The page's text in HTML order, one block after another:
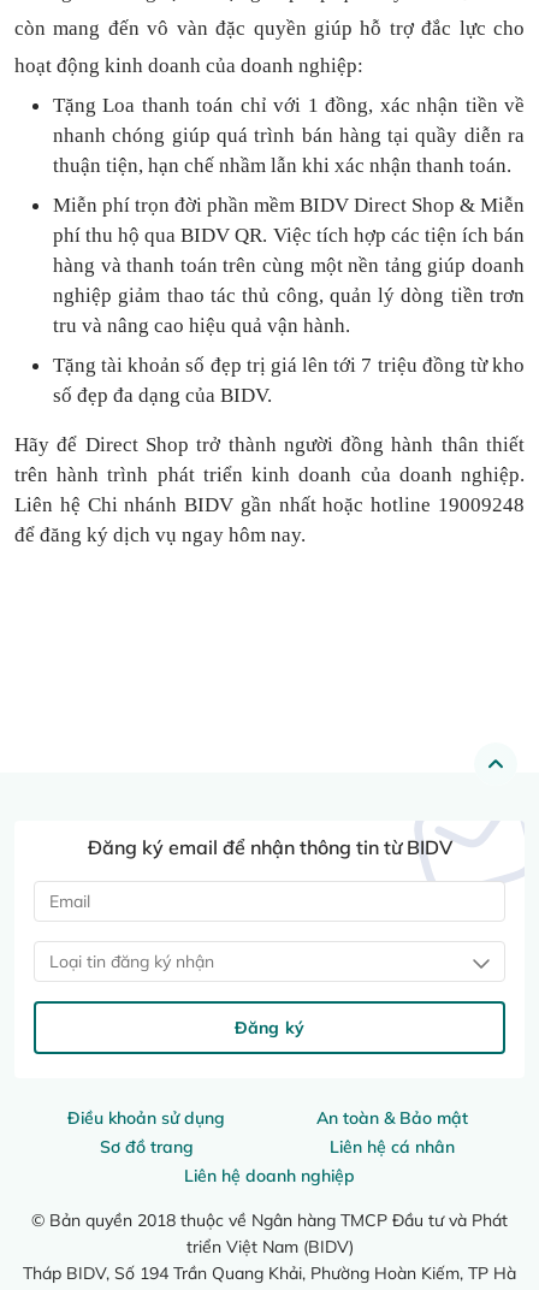
còn mang đến vô vàn đặc quyền giúp hỗ trợ đắc lực cho
hoạt động kinh doanh của doanh nghiệp:
Tặng Loa thanh toán chỉ với 1đồng, xác nhận tiền về
nhanh chóng giúp quá trình bán hàng tại quầy diễn ra
thuận tiện, hạn chế nhầm lẫn khi xác nhận thanh toán.
Miễn phí trọn đời phần mềm BIDV Direct Shop & Miễn
phí thu hộ qua BIDV QR. Việc tích hợp các tiện ích bán
hàng và thanh toántrên cùng một nền tảng giúp doanh
nghiệp giảm thao tác thủ công, quản lý dòng tiền trơn
tru và nâng cao hiệu quả vận hành.
Tặngtài khoản số đẹp trị giá lên tới 7 triệu đồng từ kho
số đẹp đa dạng của BIDV.
Hãy để Direct Shop trở thành người đồng hành thân thiết
trên hành trình phát triển kinh doanh của doanh nghiệp.
Liên hệ Chi nhánh BIDV gần nhất hoặc hotline 19009248
để đăng ký dịch vụ ngay hôm nay.
Điều khoản sử dụng
An toàn & Bảo mật
Sơ đồ trang
Liên hệ cá nhân
Liên hệ doanh nghiệp
© Bản quyền 2018 thuộc về Ngân hàng TMCP Đầu tư và Phát
triển Việt Nam (BIDV)
Tháp BIDV, Số 194 Trần Quang Khải, Phường Hoàn Kiếm, TP Hà
Đăng ký email để nhận thông tin từ BIDV
Loại tin đăng ký nhận
Đăng ký